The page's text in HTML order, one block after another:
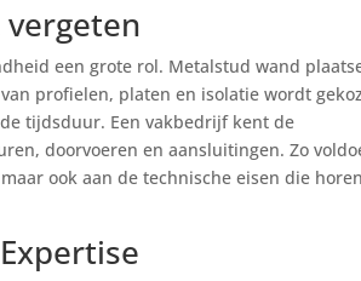
een grote rol. Metalstud wand
profielen, platen en isolatie wordt
tijdsduur. Een vakbedrijf kent de
doorvoeren en aansluitingen. Zo
ook aan de technische eisen die